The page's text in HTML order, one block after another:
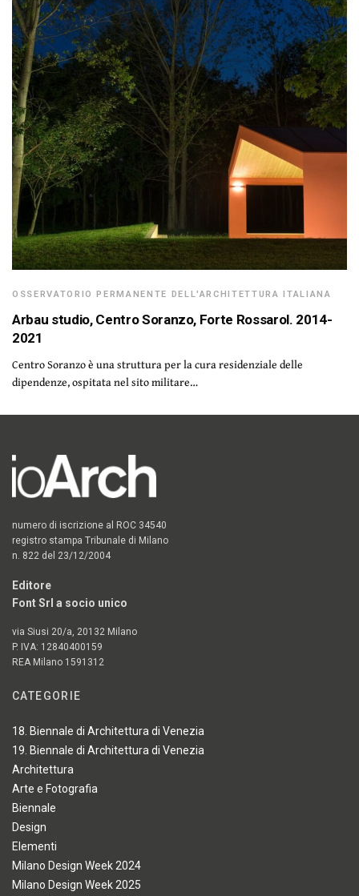
OSSERVATORIO PERMANENTE DELL'ARCHITETTURA ITALIANA
Arbau studio, Centro Soranzo, Forte Rossarol. 2014-
2021
Centro Soranzo è una struttura per la cura residenziale delle
dipendenze, ospitata nel sito militare…
numero di iscrizione al ROC 34540
registro stampa Tribunale di Milano
n. 822 del 23/12/2004
Editore
Font Srl a socio unico
via Siusi 20/a, 20132 Milano
P. IVA: 12840400159
REA Milano 1591312
CATEGORIE
18. Biennale di Architettura di Venezia
19. Biennale di Architettura di Venezia
Architettura
Arte e Fotografia
Biennale
Design
Elementi
Milano Design Week 2024
Milano Design Week 2025